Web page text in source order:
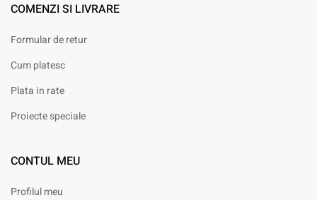
COMENZI SI LIVRARE
Formular de retur
Cum platesc
Plata in rate
Proiecte speciale
CONTUL MEU
Profilul meu